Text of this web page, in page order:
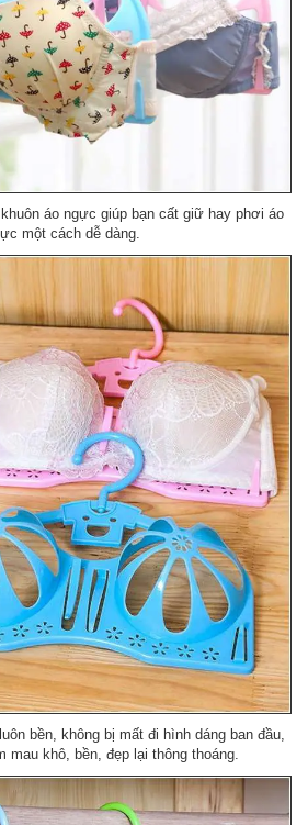
áo ngực giúp bạn cất giữ hay phơi áo
một cách dễ dàng.
bền, không bị mất đi hình dáng ban đầu,
mau khô, bền, đẹp lại thông thoáng.